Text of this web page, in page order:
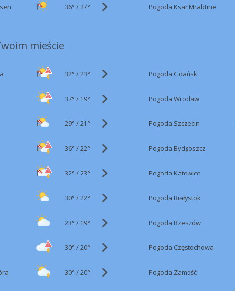
36° /27° Pogoda Ksar Mrabtine
mieście
32° /23° Pogoda Gdańsk
37° / 19° Pogoda Wrocław
29° /21° Pogoda Szczecin
36° /22° Pogoda Bydgoszcz
32° /23° Pogoda Katowice
30° /22° Pogoda Białystok
23° / 19° Pogoda Rzeszów
30° /20° Pogoda Częstochowa
30° /20° Pogoda Zamość